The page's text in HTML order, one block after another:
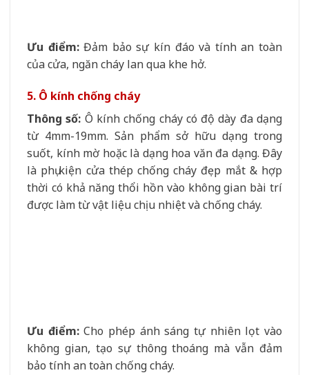
Ưu điểm:Đảm bảo sự kín đáo và tính an toàn
của cửa, ngăn cháy lan qua khe hở.
5. Ô kính chống cháy
Thông số: Ô kính chống cháy có độ dày đa dạng
từ 4mm-19mm. Sản phẩm sở hữu dạng trong
suốt, kính mờ hoặc là dạng hoa văn đa dạng. Đây
là phụ kiện cửa thép chống cháy đẹp mắt & hợp
thời có khả năng thổi hồn vào không gian bài trí
được làm từ vật liệu chịu nhiệt và chống cháy.
Ưu điểm:Cho phép ánh sáng tự nhiên lọt vào
không gian, tạo sự thông thoáng mà vẫn đảm
bảo tính an toàn chống cháy.